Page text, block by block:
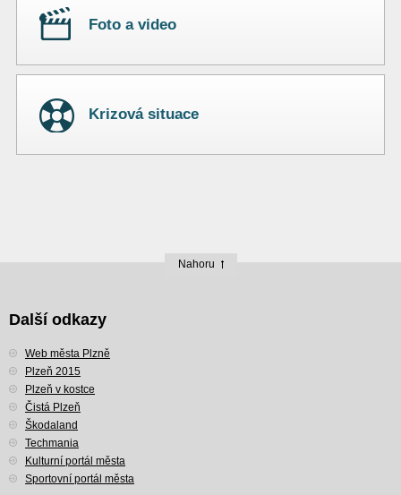
Foto a video
Krizová situace
Nahoru
Další odkazy
Web města Plzně
Plzeň 2015
Plzeň v kostce
Čistá Plzeň
Škodaland
Techmania
Kulturní portál města
Sportovní portál města